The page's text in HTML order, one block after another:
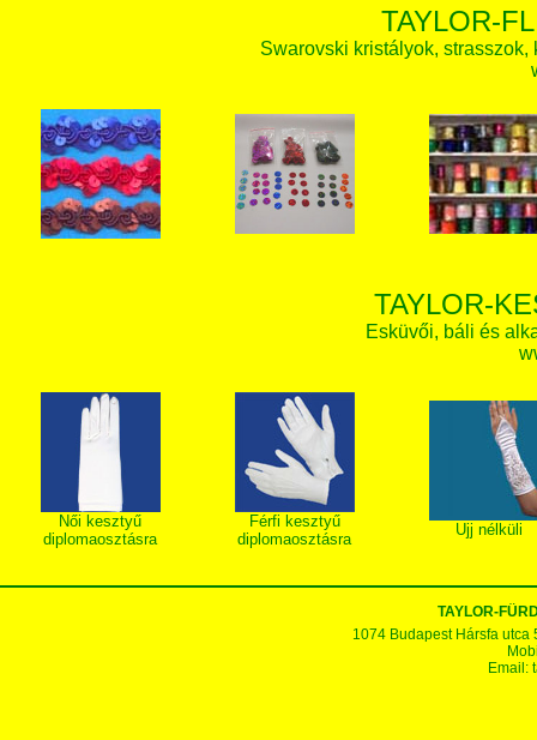
TAYLOR-
Swarovski kristályok,
TAYLOR-
Esküvői, báli és
Női kesztyű
diplomaosztásra
Férfi kesztyű
diplomaosztásra
Ujj nélküli
TAYLOR-
1074 Budapest Hársfa utca
Email: